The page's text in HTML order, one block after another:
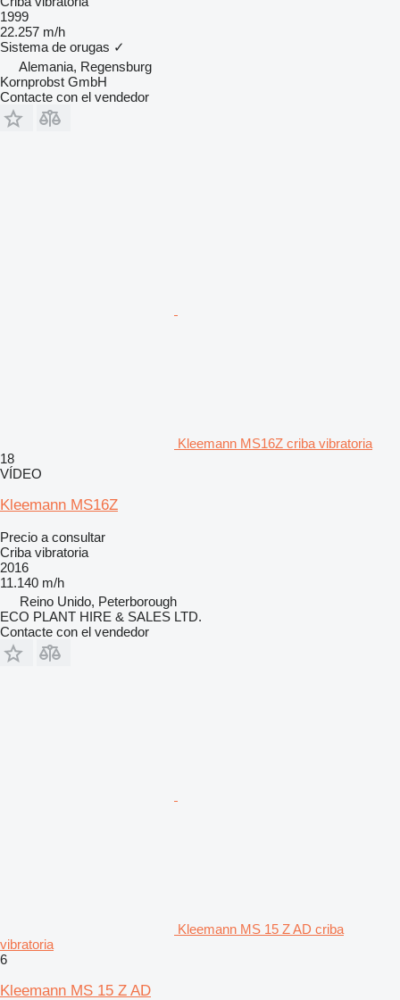
1999
22.257 m/h
Sistema de orugas ✓
Alemania, Regensburg
Kornprobst GmbH
Contacte con el vendedor
Kleemann MS16Z criba vibratoria
18
VÍDEO
Kleemann MS16Z
Precio a consultar
Criba vibratoria
2016
11.140 m/h
Reino Unido, Peterborough
ECO PLANT HIRE & SALES LTD.
Contacte con el vendedor
Kleemann MS 15 Z AD criba
vibratoria
6
Kleemann MS 15 Z AD